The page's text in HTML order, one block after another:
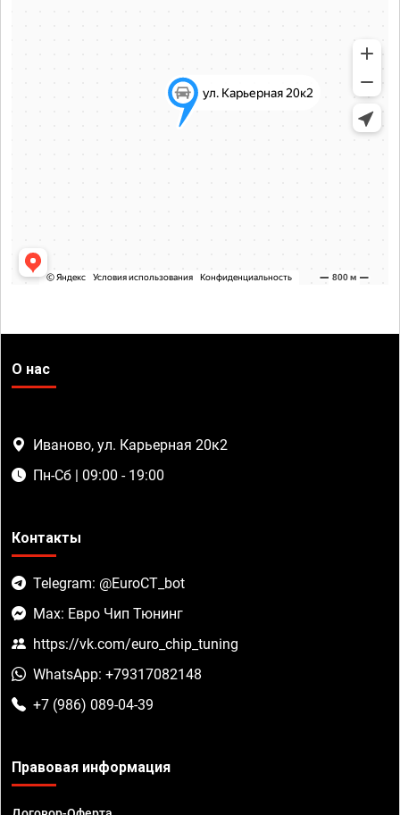
О нас
Иваново, ул. Карьерная 20к2
Пн-Сб | 09:00 - 19:00
Контакты
Telegram: @EuroCT_bot
Max: Евро Чип Тюнинг
https://vk.com/euro_chip_tuning
WhatsApp: +79317082148
+7 (986) 089-04-39
Правовая информация